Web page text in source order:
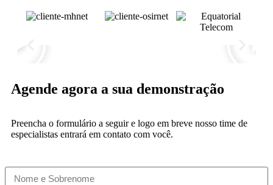
Agende agora a sua demonstração
Preencha o formulário a seguir e logo em breve nosso time de
especialistas entrará em contato com você.